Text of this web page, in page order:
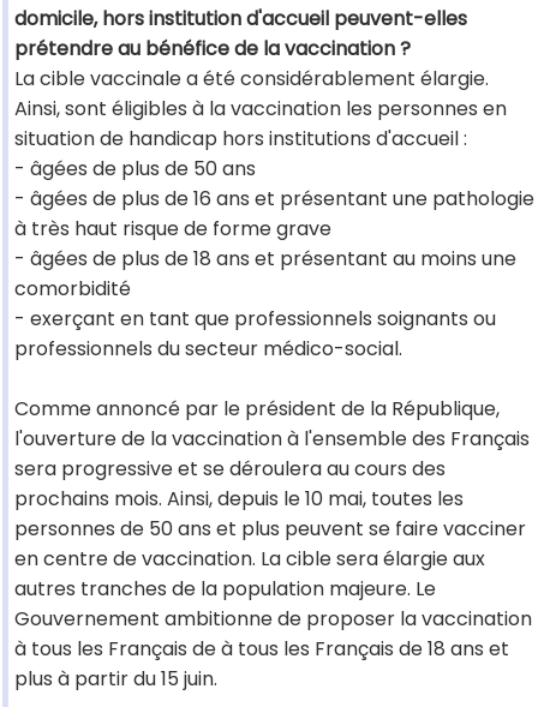
domicile, hors institution d'accueil peuvent-elles
prétendre au bénéfice de la vaccination ?
La cible vaccinale a été considérablement élargie.
Ainsi, sont éligibles à la vaccination les personnes en
situation de handicap hors institutions d'accueil :
- âgées de plus de 50 ans
- âgées de plus de 16 ans et présentant une pathologie
à très haut risque de forme grave
- âgées de plus de 18 ans et présentant au moins une
comorbidité
- exerçant en tant que professionnels soignants ou
professionnels du secteur médico-social.
Comme annoncé par le président de la République,
l'ouverture de la vaccination à l'ensemble des Français
sera progressive et se déroulera au cours des
prochains mois. Ainsi, depuis le 10 mai, toutes les
personnes de 50 ans et plus peuvent se faire vacciner
en centre de vaccination. La cible sera élargie aux
autres tranches de la population majeure. Le
Gouvernement ambitionne de proposer la vaccination
à tous les Français de à tous les Français de 18 ans et
plus à partir du 15 juin.